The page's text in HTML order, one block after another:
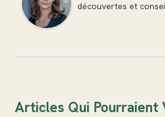
découvertes et
Articles Qui Pourraient